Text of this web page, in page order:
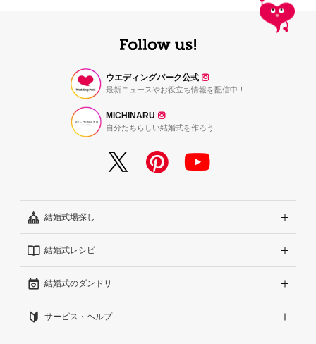
ウエディングパーク公式
最新ニュースやお役立ち情報を配信中！
MICHINARU
自分たちらしい結婚式を作ろう
結婚式場探し
エリアから探す
こだわりから探す
雰囲気から探す
結婚式レシピ
結婚式準備レポート『ハナレポ』
結婚式当日の動画『ムビレポ』
結婚式のダンドリ
結婚準備ガイド
サービス・ヘルプ